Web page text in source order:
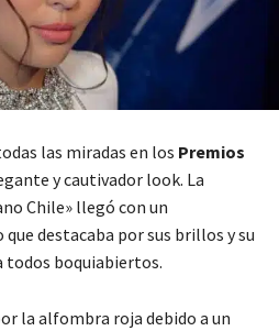
las miradas en los Premios
y cautivador look. La
Chile» llegó con un
destacaba por sus brillos y su
todos boquiabiertos.
la alfombra roja debido a un